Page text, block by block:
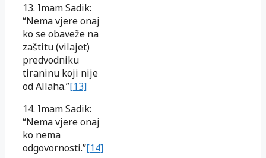
13. Imam Sadik:
“Nema vjere onaj
ko se obaveže na
zaštitu (vilajet)
predvodniku
tiraninu koji nije
od Allaha.”[13]
14. Imam Sadik:
“Nema vjere onaj
ko nema
odgovornosti.”[14]